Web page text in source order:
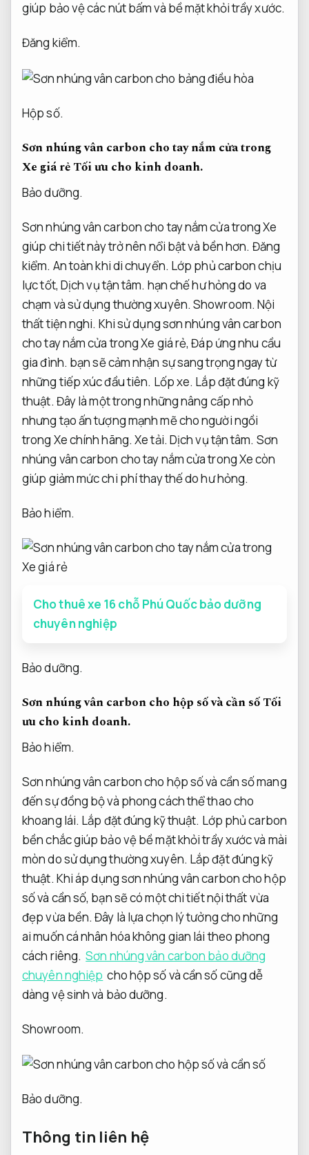
giúp bảo vệ các nút bấm và bề mặt khỏi trầy xước.
Đăng kiểm.
Hộp số.
Sơn nhúng vân carbon cho tay nắm cửa trong
Xe giá rẻTối ưu cho kinh doanh.
Bảo dưỡng.
Sơn nhúng vân carbon cho tay nắm cửa trong Xe
giúp chi tiết này trở nên nổi bật và bền hơn. Đăng
kiểm. An toàn khi di chuyển. Lớp phủ carbon chịu
lực tốt, Dịch vụ tận tâm. hạn chế hư hỏng do va
chạm và sử dụng thường xuyên. Showroom. Nội
thất tiện nghi. Khi sử dụng sơn nhúng vân carbon
cho tay nắm cửa trong Xe giá rẻ,Đáp ứng nhu cầu
gia đình. bạn sẽ cảm nhận sự sang trọng ngay từ
những tiếp xúc đầu tiên. Lốp xe. Lắp đặt đúng kỹ
thuật. Đây là một trong những nâng cấp nhỏ
nhưng tạo ấn tượng mạnh mẽ cho người ngồi
trong Xe chính hãng.Xe tải. Dịch vụ tận tâm. Sơn
nhúng vân carbon cho tay nắm cửa trong Xe còn
giúp giảm mức chi phí thay thế do hư hỏng.
Bảo hiểm.
Cho thuê xe 16 chỗ Phú Quốc bảo dưỡng
chuyên nghiệp
Bảo dưỡng.
Sơn nhúng vân carbon cho hộp số và cần sốTối
ưu cho kinh doanh.
Bảo hiểm.
Sơn nhúng vân carbon cho hộp số và cần số mang
đến sự đồng bộ và phong cách thể thao cho
khoang lái. Lắp đặt đúng kỹ thuật. Lớp phủ carbon
bền chắc giúp bảo vệ bề mặt khỏi trầy xước và mài
mòn do sử dụng thường xuyên. Lắp đặt đúng kỹ
thuật. Khi áp dụng sơn nhúng vân carbon cho hộp
số và cần số, bạn sẽ có một chi tiết nội thất vừa
đẹp vừa bền. Đây là lựa chọn lý tưởng cho những
ai muốn cá nhân hóa không gian lái theo phong
cách riêng. Sơn nhúng vân carbon bảo dưỡng
chuyên nghiệp cho hộp số và cần số cũng dễ
dàng vệ sinh và bảo dưỡng.
Showroom.
Bảo dưỡng.
Thông tin liên hệ